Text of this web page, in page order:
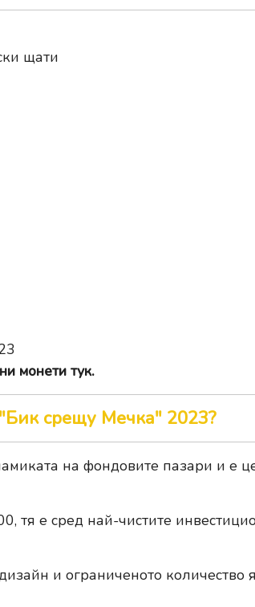
щати
монети тук.
срещу Мечка" 2023?
на фондовите пазари и е
тя е сред най-чистите
и ограниченото количество